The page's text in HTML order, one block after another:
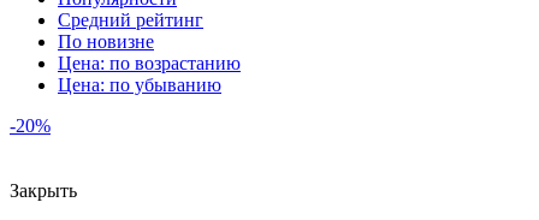
Средний рейтинг
По новизне
Цена: по возрастанию
Цена: по убыванию
-20%
Закрыть